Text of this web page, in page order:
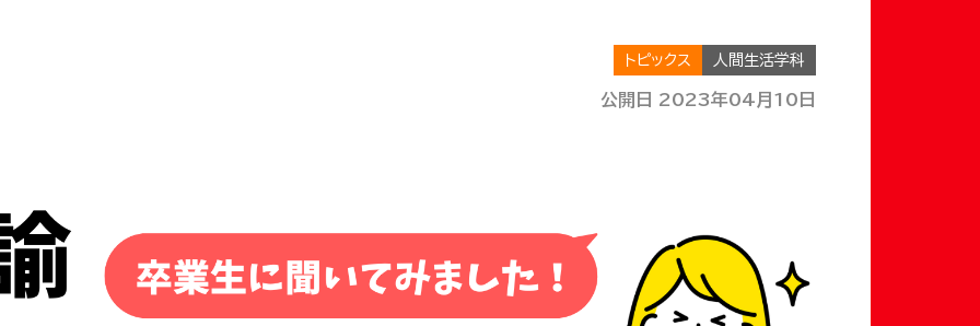
トピックス 人間生活学科
公開日 2023年04月10日